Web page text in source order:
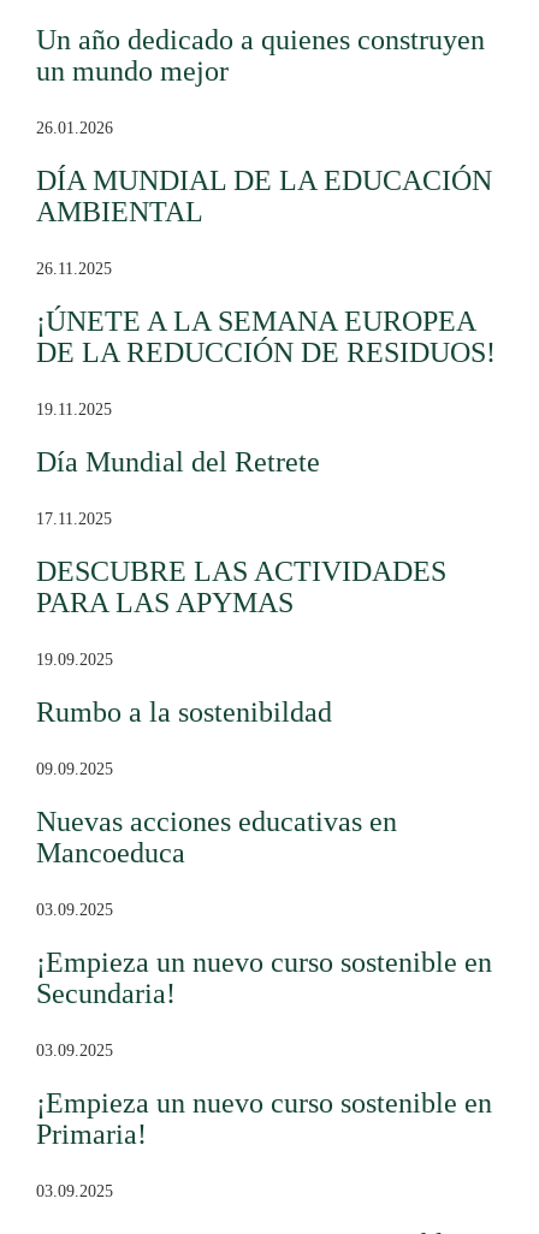
Un año dedicado a quienes construyen
un mundo mejor
26.01.2026
DÍA MUNDIAL DE LA EDUCACIÓN
AMBIENTAL
26.11.2025
¡ÚNETE A LA SEMANA EUROPEA
DE LA REDUCCIÓN DE RESIDUOS!
19.11.2025
Día Mundial del Retrete
17.11.2025
DESCUBRE LAS ACTIVIDADES
PARA LAS APYMAS
19.09.2025
Rumbo a la sostenibildad
09.09.2025
Nuevas acciones educativas en
Mancoeduca
03.09.2025
¡Empieza un nuevo curso sostenible en
Secundaria!
03.09.2025
¡Empieza un nuevo curso sostenible en
Primaria!
03.09.2025